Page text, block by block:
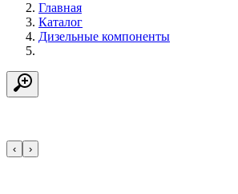
Главная
Каталог
Дизельные компоненты
‹ ›